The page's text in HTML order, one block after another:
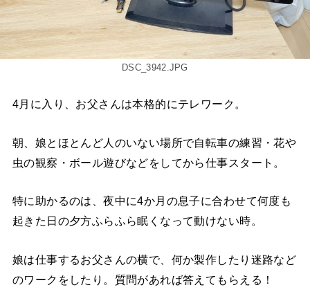
DSC_3942.JPG
4月に入り、お父さんは本格的にテレワーク。
朝、娘とほとんど人のいない場所で自転車の練習・花や
虫の観察・ボール遊びなどをしてから仕事スタート。
特に助かるのは、夜中に4か月の息子に合わせて何度も
起きた日の夕方ふらふら眠くなって動けない時。
娘は仕事するお父さんの横で、何か製作したり迷路など
のワークをしたり。質問があれば答えてもらえる！